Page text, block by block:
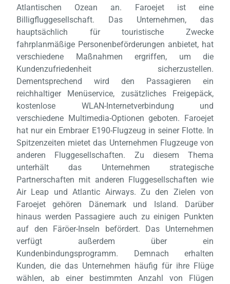
Atlantischen Ozean an. Faroejet ist eine
Billigfluggesellschaft. Das Unternehmen, das
hauptsächlich für touristische Zwecke
fahrplanmäßige Personenbeförderungen anbietet, hat
verschiedene Maßnahmen ergriffen, um die
Kundenzufriedenheit sicherzustellen.
Dementsprechend wird den Passagieren ein
reichhaltiger Menüservice, zusätzliches Freigepäck,
kostenlose WLAN-Internetverbindung und
verschiedene Multimedia-Optionen geboten. Faroejet
hat nur ein Embraer E190-Flugzeug in seiner Flotte. In
Spitzenzeiten mietet das Unternehmen Flugzeuge von
anderen Fluggesellschaften. Zu diesem Thema
unterhält das Unternehmen strategische
Partnerschaften mit anderen Fluggesellschaften wie
Air Leap und Atlantic Airways. Zu den Zielen von
Faroejet gehören Dänemark und Island. Darüber
hinaus werden Passagiere auch zu einigen Punkten
auf den Färöer-Inseln befördert. Das Unternehmen
verfügt außerdem über ein
Kundenbindungsprogramm. Demnach erhalten
Kunden, die das Unternehmen häufig für ihre Flüge
wählen, ab einer bestimmten Anzahl von Flügen